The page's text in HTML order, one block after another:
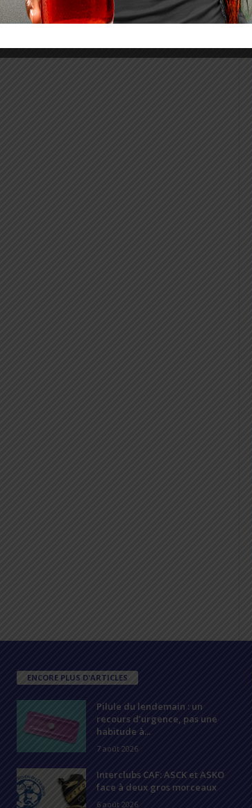
ENCORE PLUS D'ARTICLES
Pilule du lendemain : un
recours d’urgence, pas une
habitude à...
7 août 2026
Interclubs CAF: ASCK et ASKO
face à deux gros morceaux
6 août 2026